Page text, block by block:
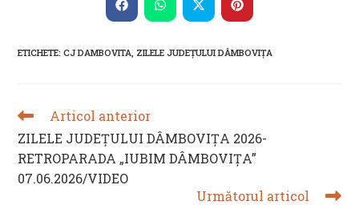
CONTENT
Opens
in
window
Opens
in
window
Opens
in
window
Opens
in
window
ETICHETE:CJ DAMBOVITA, ZILELE JUDEȚULUI DÂMBOVIȚA
READ
ARTICLES
Articol anterior
ZILELE JUDEȚULUI DÂMBOVIȚA 2026-
RETROPARADA „IUBIM DÂMBOVIȚA”
07.06.2026/VIDEO
Următorul articol